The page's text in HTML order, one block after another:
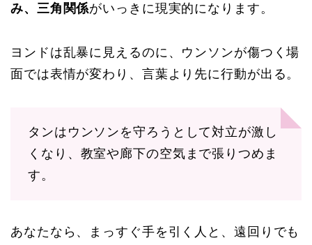
み、三角関係がいっきに現実的になります。
ヨンドは乱暴に見えるのに、ウンソンが傷つく場
面では表情が変わり、言葉より先に行動が出る。
タンはウンソンを守ろうとして対立が激し
くなり、教室や廊下の空気まで張りつめま
す。
あなたなら、まっすぐ手を引く人と、遠回りでも